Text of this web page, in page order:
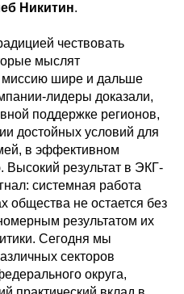
Никитин.
чествовать
мыслят
миссию шире и дальше
лидеры доказали,
поддержке регионов,
достойных условий для
в эффективном
Высокий результат в ЭКГ-
системная работа
общества не остается без
результатом их
Сегодня мы
секторов
округа,